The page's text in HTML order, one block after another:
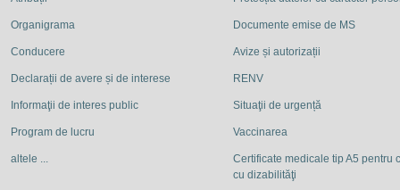
Organigrama
Conducere
Declarații de avere și de interese
Informaţii de interes public
Program de lucru
altele ...
Documente emise de MS
Avize și autorizații
RENV
Situaţii de urgență
Vaccinarea
Certificate medicale tip A5 pentru
cu dizabilităţi